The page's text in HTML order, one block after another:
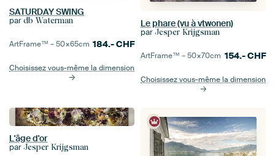
SATURDAY SWING
par db Waterman
ArtFrame™ –50×65cm 184.-CHF
Choisissez vous-même la dimension
Le phare (vu à vtwonen)
par Jesper Krijgsman
ArtFrame™ –50×70cm 154.-CHF
Choisissez vous-même la dimension
L'âge d'or
par Jesper Krijgsman